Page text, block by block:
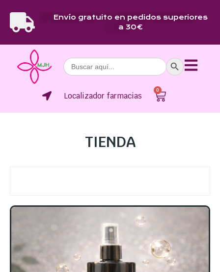
Envío gratuito en pedidos superiores
a 30€
Buscar: Botón de
Localizador farmacias
0
TIENDA